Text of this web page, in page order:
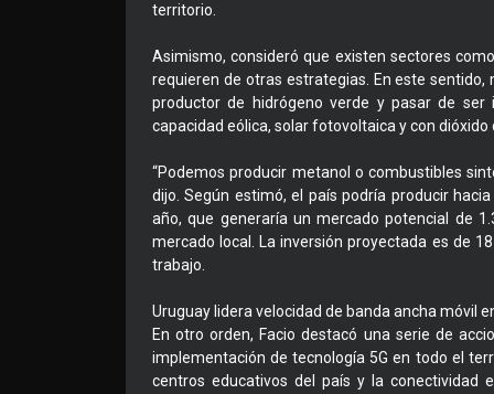
territorio.
Asimismo, consideró que existen sectores
requieren de otras estrategias. En este
productor de hidrógeno verde y pasar de ser
capacidad eólica, solar fotovoltaica y con dióxido
“Podemos producir metanol o combustibles
dijo. Según estimó, el país podría producir
año, que generaría un mercado potencial de
mercado local. La inversión proyectada es de
trabajo.
Uruguay lidera velocidad de banda ancha móvil
En otro orden, Facio destacó una serie de
implementación de tecnología 5G en todo el
centros educativos del país y la conectividad